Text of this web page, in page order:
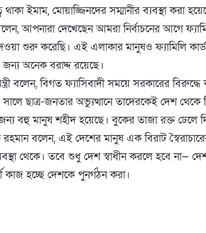
থাকা ইমাম, মোয়াজ্জিনদের সম্মানীর ব্যবস্থা করা
আপনারা দেখেছেন আমরা নির্বাচনের আগে
শুরু করেছি। এই এলাকার মানুষও ফ্যামিলি
জন্য অনেক বরাদ্দ রয়েছে।
বলেন, বিগত ফ্যাসিবাদী সময়ে সরকারের
ছাত্র-জনতার অভ্যুত্থানে তাদেরকেই দেশ থেকে
বহু মানুষ শহীদ হয়েছে। বুকের তাজা রক্ত ঢেলে
বলেন, এই দেশের মানুষ এক বিরাট
থেকে। তবে শুধু দেশ স্বাধীন করলে হবে না— দেশ
কাজ হচ্ছে দেশকে পুনর্গঠন করা।